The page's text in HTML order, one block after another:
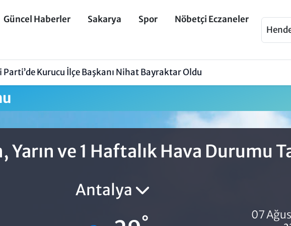
Güncel Haberler Sakarya Spor
Nöbetçi Eczaneler
Parti’de Kurucu İlçe Başkanı Nihat Bayraktar Oldu
ve 1 Haftalık Hava Durumu
Antalya
07